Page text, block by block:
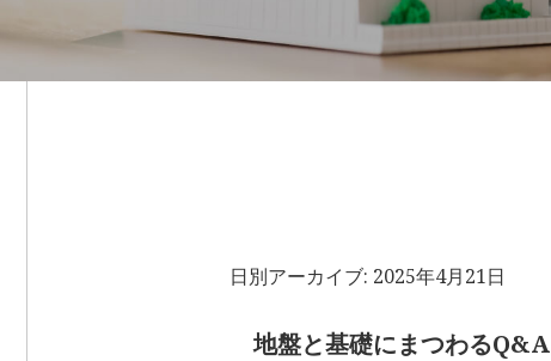
日別アーカイブ: 2025年4月21日
地盤と基礎にまつわるQ&A